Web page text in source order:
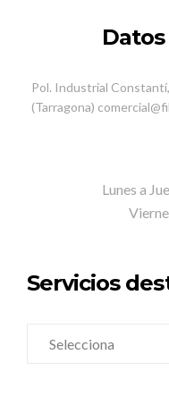
Pol. Industrial
(Tarragona)
Lunes a
Servicios